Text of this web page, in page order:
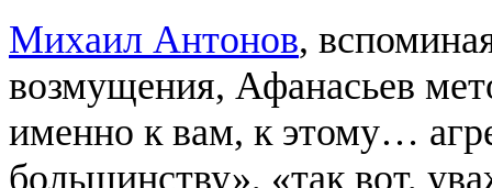
Михаил Антонов,
возмущения, Афанасьев
именно к вам, к этому…
большинству», «так вот,